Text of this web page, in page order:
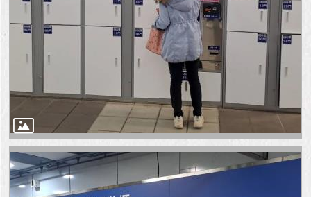
詞
通
陳
情
系
統